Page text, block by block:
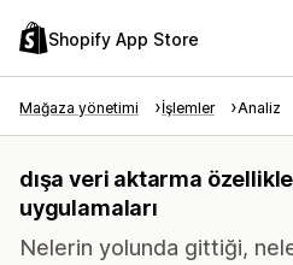
Shopify App Store
Mağaza yönetimi İşlemler Analiz
dışa veri aktarma
uygulamaları
Nelerin yolunda gittiği,